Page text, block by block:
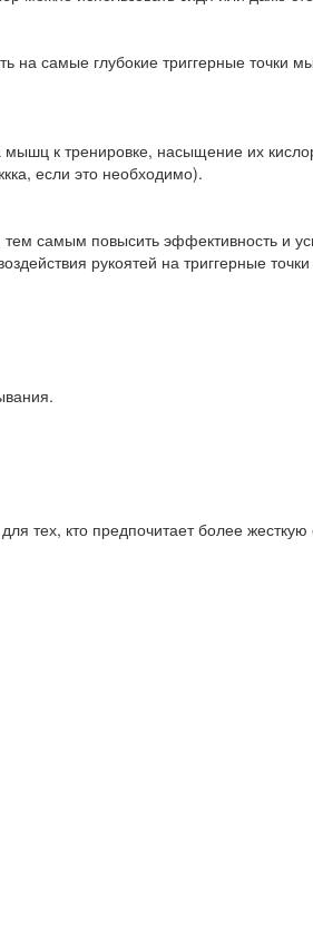
самые глубокие триггерные точки
к тренировке, насыщение их
если это необходимо).
самым повысить эффективность и
рукоятей на триггерные
тех, кто предпочитает более